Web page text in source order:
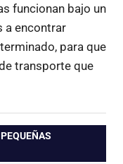
funcionan bajo un
a encontrar
para que
transporte que